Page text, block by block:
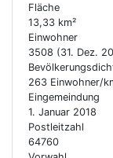
Fläche
13,33 km²
Einwohner
3508 (31. Dez.
263 Einwohner/
Eingemeindung
1. Januar 2018
Postleitzahl
64760